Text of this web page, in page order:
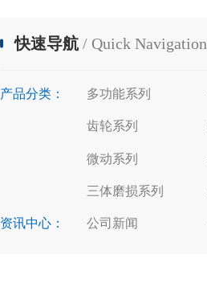
快速导航/ Quick Navigation
产品分类： 多功能系列
齿轮系列
微动系列
三体磨损系列
资讯中心： 公司新闻